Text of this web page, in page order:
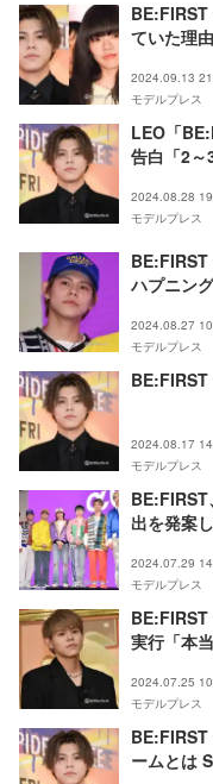
BE:FIRST
ていた理
2024.09.13
モデルプレス
LEO「
告白「2～
2024.08.28
モデルプレス
BE:FIRST
ハプニン
2024.08.27
モデルプレス
BE:FIRST
2024.08.17
モデルプレス
BE:FIRST
出を発案
2024.07.29
モデルプレス
BE:FIRST
実行「本
2024.07.25
モデルプレス
BE:FIRST
ームとは